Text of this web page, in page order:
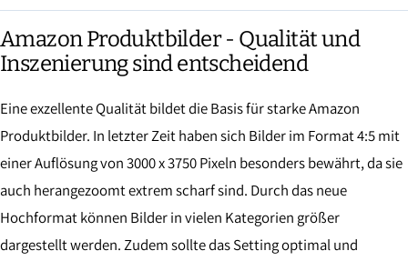
Amazon Produktbilder - Qualität und
Inszenierung sind entscheidend
Eine exzellente Qualität bildet die Basis für starke Amazon
Produktbilder. In letzter Zeit haben sich Bilder im Format 4:5 mit
einer Auflösung von 3000 x 3750 Pixeln besonders bewährt, da sie
auch herangezoomt extrem scharf sind. Durch das neue
Hochformat können Bilder in vielen Kategorien größer
dargestellt werden. Zudem sollte das Setting optimal und